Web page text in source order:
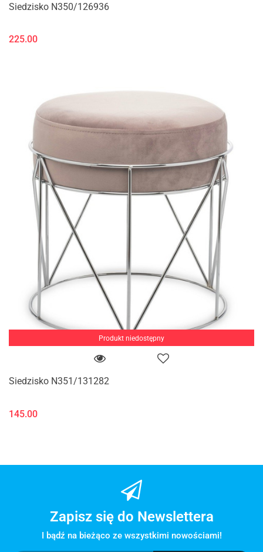
Siedzisko N350/126936
225.00
Produkt niedostępny
Siedzisko N351/131282
145.00
Zapisz się do Newslettera
I bądź na bieżąco ze wszystkimi nowościami!